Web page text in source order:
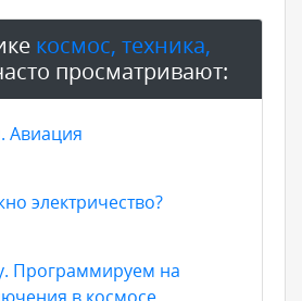
космос, техника,
просматривают:
Авиация
электричество?
Программируем на